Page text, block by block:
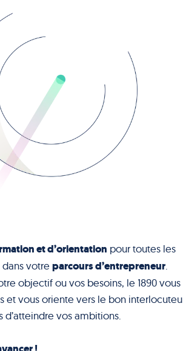
et d’orientation pour toutes les
votre parcours d’entrepreneur.
objectif ou vos besoins, le 1890 vous
et vous oriente vers le bon
vos ambitions.